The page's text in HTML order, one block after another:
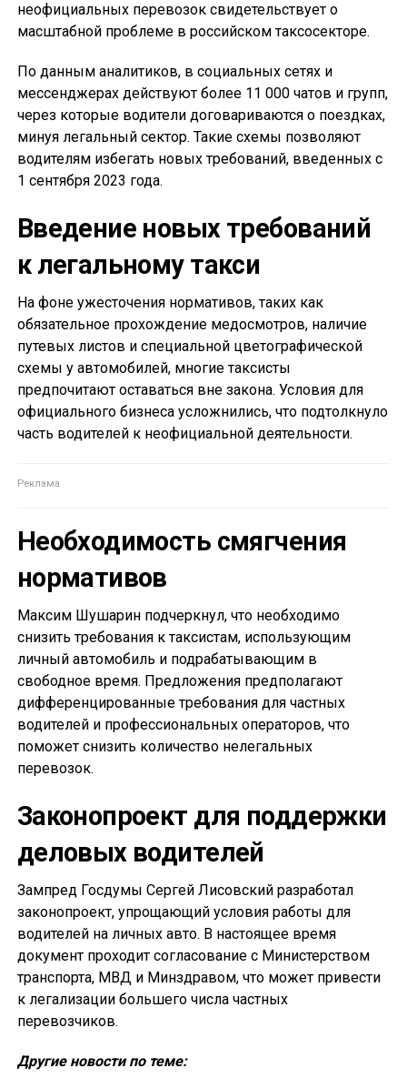
неофициальных перевозок свидетельствует о
масштабной проблеме в российском таксосекторе.
По данным аналитиков, в социальных сетях и
мессенджерах действуют более 11 000 чатов и групп,
через которые водители договариваются о поездках,
минуя легальный сектор. Такие схемы позволяют
водителям избегать новых требований, введенных с
1 сентября 2023 года.
Введение новых требований
к легальному такси
На фоне ужесточения нормативов, таких как
обязательное прохождение медосмотров, наличие
путевых листов и специальной цветографической
схемы у автомобилей, многие таксисты
предпочитают оставаться вне закона. Условия для
официального бизнеса усложнились, что подтолкнуло
часть водителей к неофициальной деятельности.
Необходимость смягчения
нормативов
Максим Шушарин подчеркнул, что необходимо
снизить требования к таксистам, использующим
личный автомобиль и подрабатывающим в
свободное время. Предложения предполагают
дифференцированные требования для частных
водителей и профессиональных операторов, что
поможет снизить количество нелегальных
перевозок.
Законопроект для поддержки
деловых водителей
Зампред Госдумы Сергей Лисовский разработал
законопроект, упрощающий условия работы для
водителей на личных авто. В настоящее время
документ проходит согласование с Министерством
транспорта, МВД и Минздравом, что может привести
к легализации большего числа частных
перевозчиков.
Другие новости по теме: